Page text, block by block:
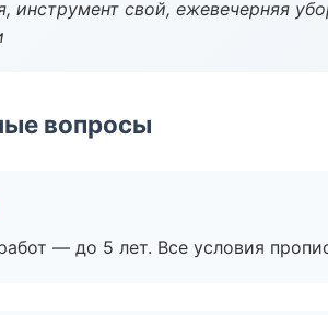
инструмент свой, ежевечерняя
вопросы
— до 5 лет. Все условия